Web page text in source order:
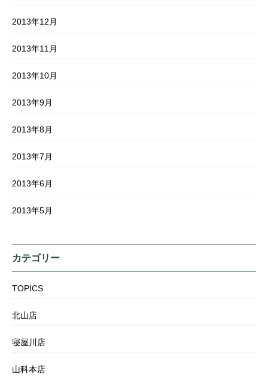
2013年12月
2013年11月
2013年10月
2013年9月
2013年8月
2013年7月
2013年6月
2013年5月
カテゴリー
TOPICS
北山店
寝屋川店
山科本店